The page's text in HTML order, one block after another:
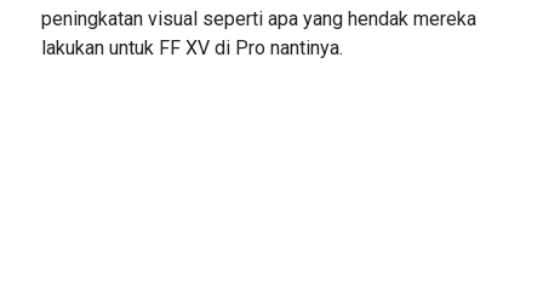
peningkatan visual seperti apa yang hendak mereka
lakukan untuk FF XV di Pro nantinya.